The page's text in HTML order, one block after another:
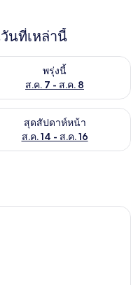
นที่เหล่านี้
6 - ส.ค. 7พรุ่งนี้
ส.ค. 7 - ส.ค. 8
สอบจำนวนห้องพักว่างใน
นี้ ส.ค. 7 - ส.ค. 9
สุดสัปดาห์หน้า
ส.ค. 14 - ส.ค. 16
สอบจำนวนห้องพักว่างใน
ขนเป็ด, ตู้นิรภัยในห้องพัก, โต๊ะ